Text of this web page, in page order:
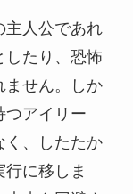
主人公であれ
したり、恐怖
ません。しか
つアイリー
く、したたか
に移しま